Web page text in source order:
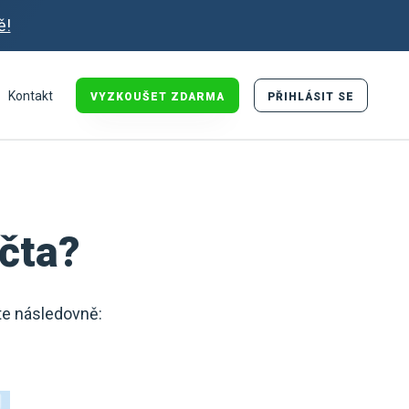
Kontakt VYZKOUŠET ZDARMA PŘIHLÁSIT SE
následovně: